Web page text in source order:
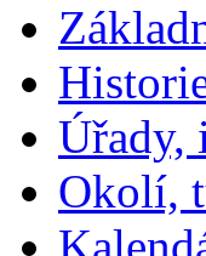
Úřady,
Okolí,